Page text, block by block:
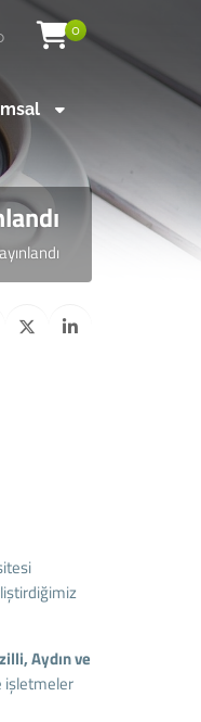
0
Aydın ve
işletmeler